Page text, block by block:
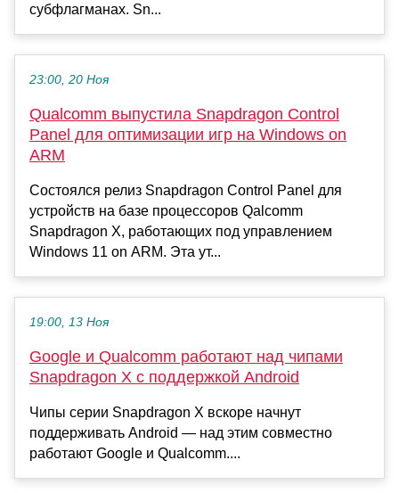
субфлагманах. Sn...
23:00, 20 Ноя
Qualcomm выпустила Snapdragon Control
Panel для оптимизации игр на Windows on
ARM
Состоялся релиз Snapdragon Control Panel для
устройств на базе процессоров Qalcomm
Snapdragon X, работающих под управлением
Windows 11 on ARM. Эта ут...
19:00, 13 Ноя
Google и Qualcomm работают над чипами
Snapdragon X с поддержкой Android
Чипы серии Snapdragon X вскоре начнут
поддерживать Android — над этим совместно
работают Google и Qualcomm....